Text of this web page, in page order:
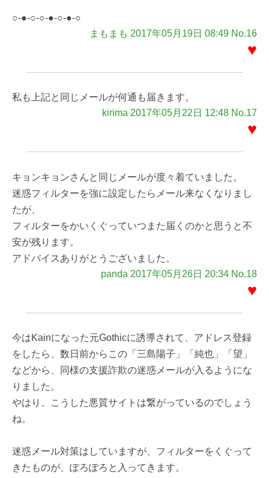
○-●-○-○-●-○-●-○
まもまも 2017年05月19日 08:49 No.16
♥
私も上記と同じメールが何通も届きます。
kirima 2017年05月22日 12:48 No.17
♥
キョンキョンさんと同じメールが度々着ていました。
迷惑フィルターを強に設定したらメール来なくなりまし
たが、
フィルターをかいくぐっていつまた届くのかと思うと不
安が残ります。
アドバイスありがとうございました。
panda 2017年05月26日 20:34 No.18
♥
今はKainになった元Gothicに誘導されて、アドレス登録
をしたら、数日前からこの「三島陽子」「純也」「望」
などから、同様の支援詐欺の迷惑メールが入るようにな
りました。
やはり、こうした悪質サイトは繋がっているのでしょう
ね。
迷惑メール対策はしていますが、フィルターをくぐって
きたものが、ぽろぽろと入ってきます。